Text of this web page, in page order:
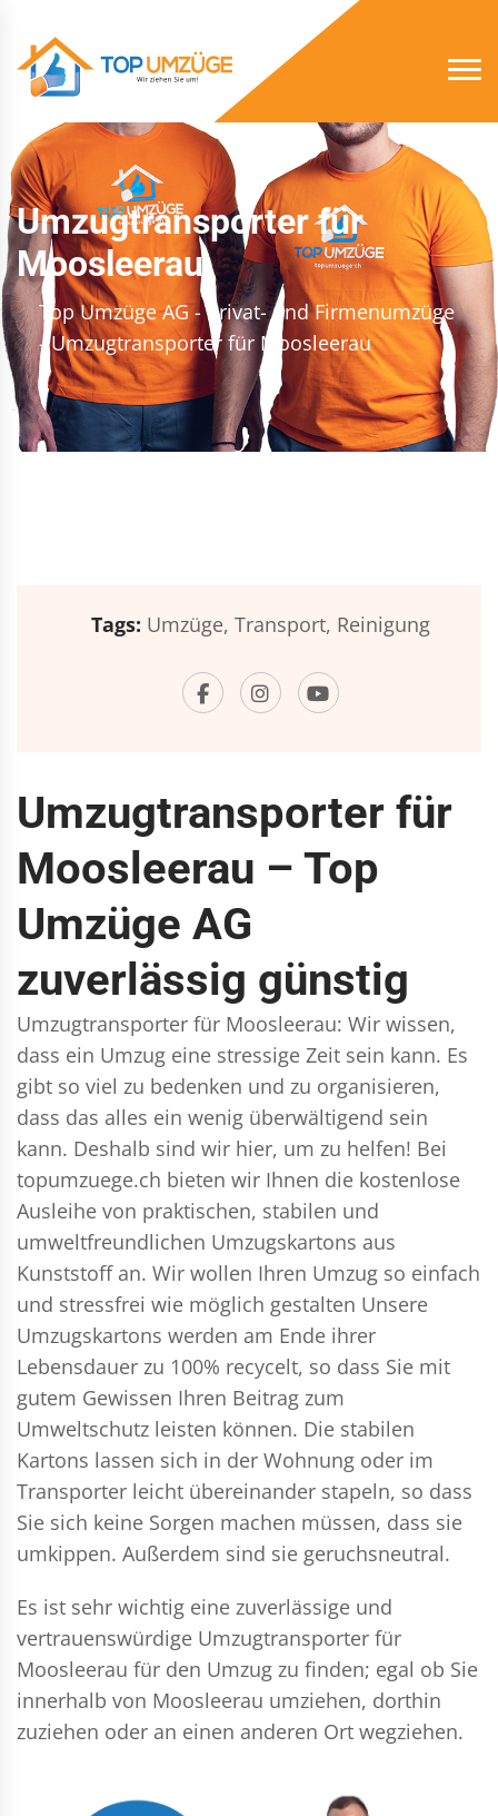
Umzugtransporter für
Moosleerau
Top Umzüge AG - Privat- und Firmenumzüge
- Umzugtransporter für Moosleerau
Tags: Umzüge, Transport, Reinigung
Umzugtransporter für
Moosleerau – Top
Umzüge AG
zuverlässig günstig
Umzugtransporter für Moosleerau: Wir wissen,
dass ein Umzug eine stressige Zeit sein kann. Es
gibt so viel zu bedenken und zu organisieren,
dass das alles ein wenig überwältigend sein
kann. Deshalb sind wir hier, um zu helfen! Bei
topumzuege.ch bieten wir Ihnen die kostenlose
Ausleihe von praktischen, stabilen und
umweltfreundlichen Umzugskartons aus
Kunststoff an. Wir wollen Ihren Umzug so einfach
und stressfrei wie möglich gestalten Unsere
Umzugskartons werden am Ende ihrer
Lebensdauer zu 100% recycelt, so dass Sie mit
gutem Gewissen Ihren Beitrag zum
Umweltschutz leisten können. Die stabilen
Kartons lassen sich in der Wohnung oder im
Transporter leicht übereinander stapeln, so dass
Sie sich keine Sorgen machen müssen, dass sie
umkippen. Außerdem sind sie geruchsneutral.
Es ist sehr wichtig eine zuverlässige und
vertrauenswürdige Umzugtransporter für
Moosleerau für den Umzug zu finden; egal ob Sie
innerhalb von Moosleerau umziehen, dorthin
zuziehen oder an einen anderen Ort wegziehen.